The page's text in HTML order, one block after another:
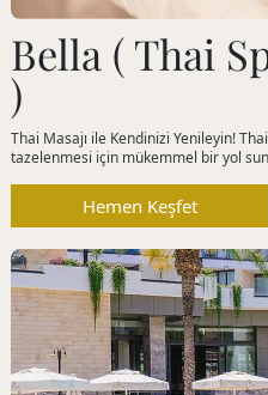
Bella ( Thai
)
Thai Masajı ile Kendinizi Yenileyin! Thai Masajı, bedeninizin ve zihninizin
tazelenmesi için mükemmel bir yol
Hemen Keşfet